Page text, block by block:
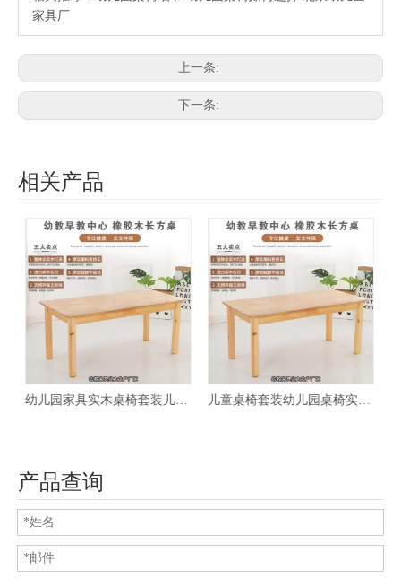
家具厂
上一条:
下一条:
相关产品
产品查询